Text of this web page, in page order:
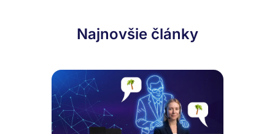
Najnovšie články